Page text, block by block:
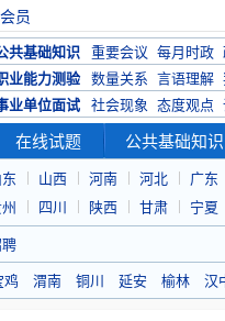
员
共基础知识 重要会议 每月时政
业能力测验 数量关系 言语理解
业单位面试 社会现象 态度观点
在线试题 公共基础知识
山西 河南 河北 广东
四川 陕西 甘肃 宁夏
鸡 渭南 铜川 延安 榆林 汉